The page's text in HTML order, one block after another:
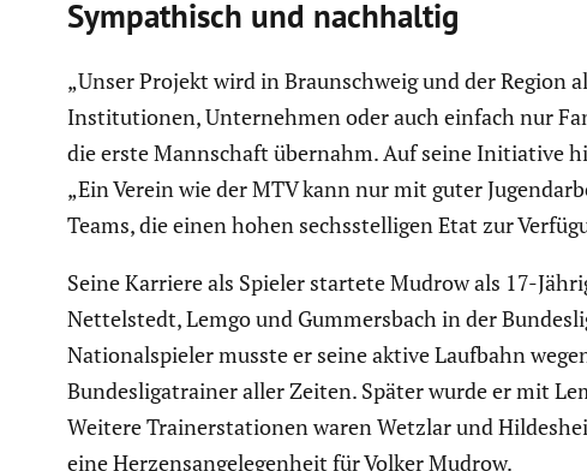
Sympa­thisch und nachhaltig
„Unser Projekt wird in Braun­schweig und der
Insti­tu­tionen, Unter­nehmen oder auch einfach nur
die erste Mannschaft übernahm. Auf seine Initia­tive
„Ein Verein wie der MTV kann nur mit guter
Teams, die einen hohen sechs­stel­ligen Etat zur
Seine Karriere als Spieler startete Mudrow als 17-
Nettel­stedt, Lemgo und Gummers­bach in der
Natio­nal­spieler musste er seine aktive Laufbahn
Bundes­li­ga­trainer aller Zeiten. Später wurde er mit
Weitere Trainer­sta­tionen waren Wetzlar und
eine Herzens­an­ge­le­gen­heit für Volker Mudrow.